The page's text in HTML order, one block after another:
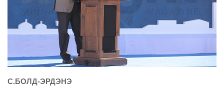
С.БОЛД-ЭРДЭНЭ